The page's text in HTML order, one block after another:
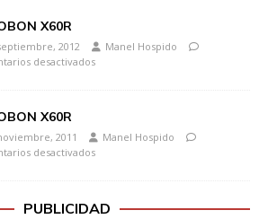
X60R
2012
Manel Hospido
desactivados
X60R
2011
Manel Hospido
desactivados
PUBLICIDAD